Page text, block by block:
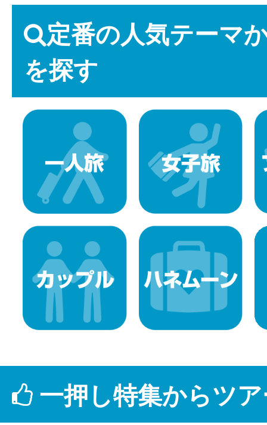
定番の人気テーマ
を探す
一押し特集からツ